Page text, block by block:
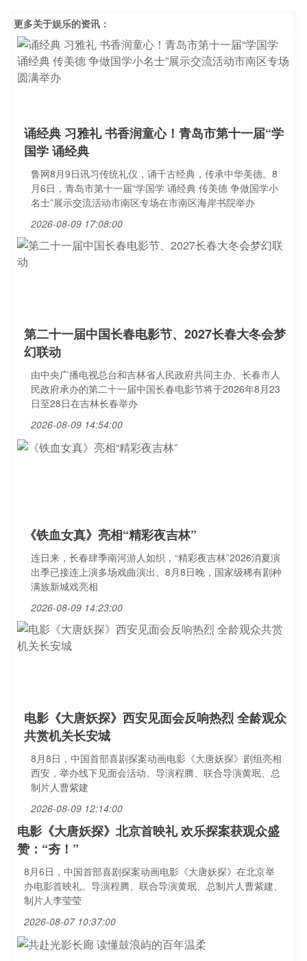
更多关于娱乐的资讯：
诵经典 习雅礼 书香润童心！青岛市第十一届“学
国学 诵经典
鲁网8月9日讯习传统礼仪，诵千古经典，传承中华美德。8
月6日，青岛市第十一届“学国学 诵经典 传美德 争做国学小
名士”展示交流活动市南区专场在市南区海岸书院举办
2026-08-09 17:08:00
第二十一届中国长春电影节、2027长春大冬会梦
幻联动
由中央广播电视总台和吉林省人民政府共同主办、长春市人
民政府承办的第二十一届中国长春电影节将于2026年8月23
日至28日在吉林长春举办
2026-08-09 14:54:00
《铁血女真》亮相“精彩夜吉林”
连日来，长春肆季南河游人如织，“精彩夜吉林”2026消夏演
出季已接连上演多场戏曲演出。8月8日晚，国家级稀有剧种
满族新城戏亮相
2026-08-09 14:23:00
电影《大唐妖探》西安见面会反响热烈 全龄观众
共赏机关长安城
8月8日，中国首部喜剧探案动画电影《大唐妖探》剧组亮相
西安，举办线下见面会活动。导演程腾、联合导演黄珉、总
制片人曹紫建
2026-08-09 12:14:00
电影《大唐妖探》北京首映礼 欢乐探案获观众盛
赞：“夯！”
8月6日，中国首部喜剧探案动画电影《大唐妖探》在北京举
办电影首映礼。导演程腾、联合导演黄珉、总制片人曹紫建、
制片人李莹莹
2026-08-07 10:37:00